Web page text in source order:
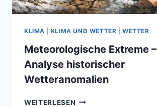
KLIMA KLIMA UND WETTER |WETTER
Meteorologische Extreme
Analyse historischer
Wetteranomalien
WEITERLESEN METEOROLOGISCHE